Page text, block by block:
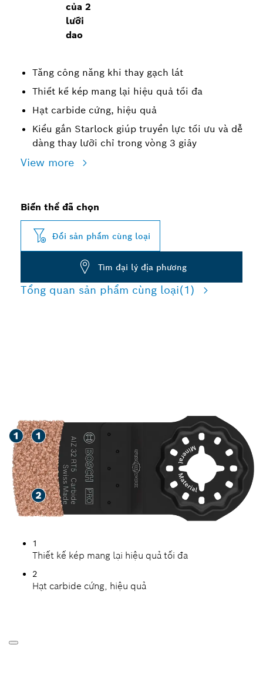
của 2
lưỡi
dao
Tăng công năng khi thay gạch lát
Thiết kế kép mang lại hiệu quả tối đa
Hạt carbide cứng, hiệu quả
Kiểu gắn Starlock giúp truyền lực tối ưu và dễ
dàng thay lưỡi chỉ trong vòng 3 giây
View more
Biến thể đã chọn
Đổi sản phẩm cùng loại
Tìm đại lý địa phương
Tổng quan sản phẩm cùng loại(1)
1
Thiết kế kép mang lại hiệu quả tối đa
2
Hạt carbide cứng, hiệu quả